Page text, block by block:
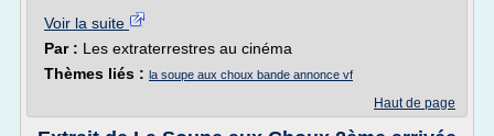
Voir la suite
Par : Les extraterrestres au cinéma
Thèmes liés : la soupe aux choux bande annonce vf
Haut de page